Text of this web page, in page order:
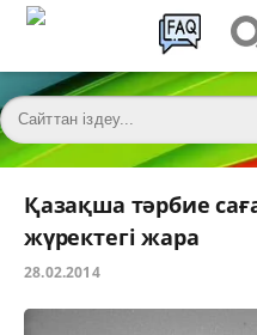
Қазақша тәрбие
жүректегі жара
28.02.2014